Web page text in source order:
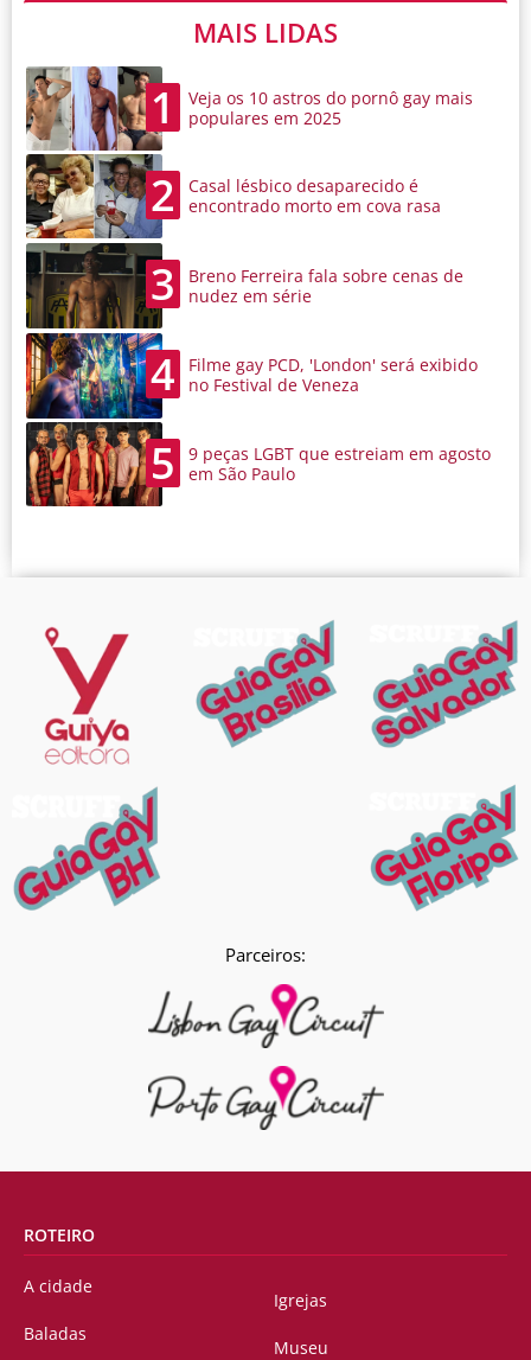
MAIS LIDAS
1
Veja os 10 astros do pornô gay mais
populares em 2025
2
Casal lésbico desaparecido é
encontrado morto em cova rasa
3
Breno Ferreira fala sobre cenas de
nudez em série
4
Filme gay PCD, 'London' será exibido
no Festival de Veneza
5
9 peças LGBT que estreiam em agosto
em São Paulo
Parceiros:
ROTEIRO
A cidade
Baladas
Igrejas
Museu